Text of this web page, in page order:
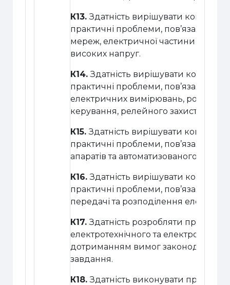
К13.Здатність вирішувати
практичні проблеми, пов’язані з
мереж, електричної частини станцій
високих напруг.
К14.Здатність вирішувати
практичні проблеми, пов’язані з
електричних вимірювань, роботою
керування, релейного захисту та
К15.Здатність вирішувати
практичні проблеми, пов’язані з
апаратів та автоматизованого
К16.Здатність вирішувати
практичні проблеми, пов’язані з
передачі та розподілення
К17.Здатність розробляти проекти
електротехнічного та
дотриманням вимог законодавства,
завдання.
К18.Здатність виконувати